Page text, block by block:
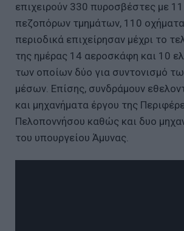
επιχειρούν 330 πυροσβέστες με
πεζοπόρων τμημάτων, 110
περιοδικά επιχείρησαν μέχρι το
της ημέρας 14 αεροσκάφη και 10
των οποίων δύο για συντονισμό
μέσων. Επίσης, συνδράμουν
και μηχανήματα έργου της
Πελοποννήσου καθώς και δυο
του υπουργείου Άμυνας.